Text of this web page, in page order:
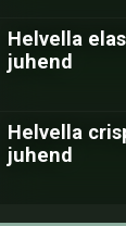
Helvella
juhend
Helvella
juhend